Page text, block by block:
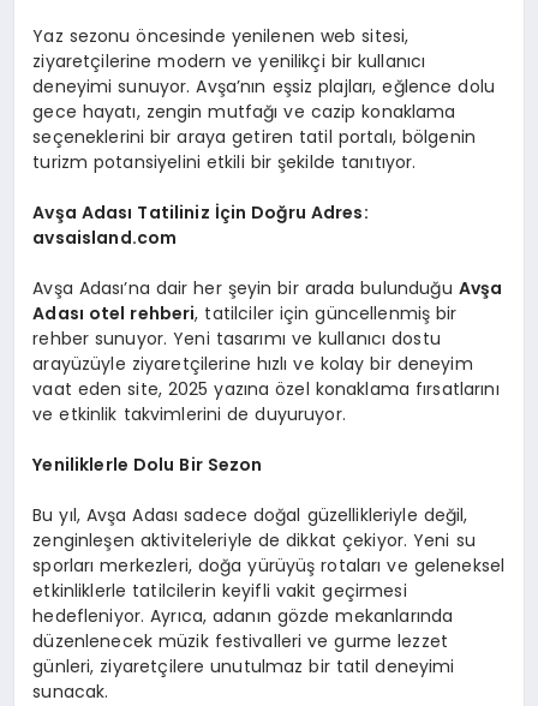
Yaz sezonu öncesinde yenilenen web sitesi,
ziyaretçilerine modern ve yenilikçi bir kullanıcı
deneyimi sunuyor. Avşa’nın eşsiz plajları, eğlence dolu
gece hayatı, zengin mutfağı ve cazip konaklama
seçeneklerini bir araya getiren tatil portalı, bölgenin
turizm potansiyelini etkili bir şekilde tanıtıyor.
Avşa Adası Tatiliniz İçin Doğru Adres:
avsaisland.com
Avşa Adası’na dair her şeyin bir arada bulunduğu Avşa
Adası otel rehberi, tatilciler için güncellenmiş bir
rehber sunuyor. Yeni tasarımı ve kullanıcı dostu
arayüzüyle ziyaretçilerine hızlı ve kolay bir deneyim
vaat eden site, 2025 yazına özel konaklama fırsatlarını
ve etkinlik takvimlerini de duyuruyor.
Yeniliklerle Dolu Bir Sezon
Bu yıl, Avşa Adası sadece doğal güzellikleriyle değil,
zenginleşen aktiviteleriyle de dikkat çekiyor. Yeni su
sporları merkezleri, doğa yürüyüş rotaları ve geleneksel
etkinliklerle tatilcilerin keyifli vakit geçirmesi
hedefleniyor. Ayrıca, adanın gözde mekanlarında
düzenlenecek müzik festivalleri ve gurme lezzet
günleri, ziyaretçilere unutulmaz bir tatil deneyimi
sunacak.